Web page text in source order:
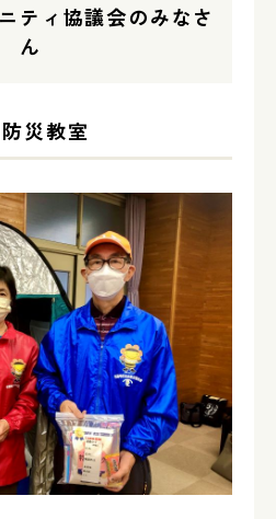
ティ協議会のみなさ
ん
災教室